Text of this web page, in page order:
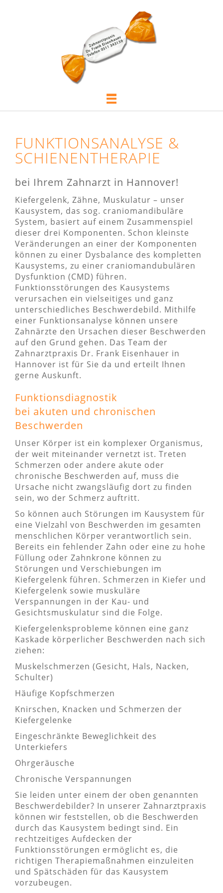
FUNKTIONSANALYSE &
SCHIENENTHERAPIE
bei Ihrem Zahnarzt in Hannover!
Kiefergelenk, Zähne, Muskulatur – unser
Kausystem, das sog. craniomandibuläre
System, basiert auf einem Zusammenspiel
dieser drei Komponenten. Schon kleinste
Veränderungen an einer der Komponenten
können zu einer Dysbalance des kompletten
Kausystems, zu einer craniomandubulären
Dysfunktion (CMD) führen.
Funktionsstörungen des Kausystems
verursachen ein vielseitiges und ganz
unterschiedliches Beschwerdebild. Mithilfe
einer Funktionsanalyse können unsere
Zahnärzte den Ursachen dieser Beschwerden
auf den Grund gehen. Das Team der
Zahnarztpraxis Dr. Frank Eisenhauer in
Hannover ist für Sie da und erteilt Ihnen
gerne Auskunft.
Funktionsdiagnostik
bei akuten und chronischen
Beschwerden
Unser Körper ist ein komplexer Organismus,
der weit miteinander vernetzt ist. Treten
Schmerzen oder andere akute oder
chronische Beschwerden auf, muss die
Ursache nicht zwangsläufig dort zu finden
sein, wo der Schmerz auftritt.
So können auch Störungen im Kausystem für
eine Vielzahl von Beschwerden im gesamten
menschlichen Körper verantwortlich sein.
Bereits ein fehlender Zahn oder eine zu hohe
Füllung oder Zahnkrone können zu
Störungen und Verschiebungen im
Kiefergelenk führen. Schmerzen in Kiefer und
Kiefergelenk sowie muskuläre
Verspannungen in der Kau- und
Gesichtsmuskulatur sind die Folge.
Kiefergelenksprobleme können eine ganz
Kaskade körperlicher Beschwerden nach sich
ziehen:
Muskelschmerzen (Gesicht, Hals, Nacken,
Schulter)
Häufige Kopfschmerzen
Knirschen, Knacken und Schmerzen der
Kiefergelenke
Eingeschränkte Beweglichkeit des
Unterkiefers
Ohrgeräusche
Chronische Verspannungen
Sie leiden unter einem der oben genannten
Beschwerdebilder? In unserer Zahnarztpraxis
können wir feststellen, ob die Beschwerden
durch das Kausystem bedingt sind. Ein
rechtzeitiges Aufdecken der
Funktionsstörungen ermöglicht es, die
richtigen Therapiemaßnahmen einzuleiten
und Spätschäden für das Kausystem
vorzubeugen.